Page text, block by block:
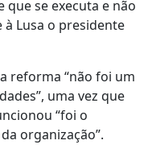
se executa e não
à Lusa o presidente
reforma “não foi um
uma vez que
“foi o
organização”.